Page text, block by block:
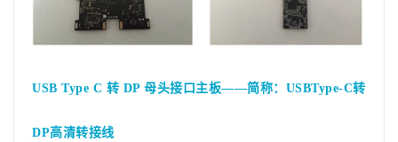
USB Type C 转 DP 母头接口主板——简称：USBType-C转
DP高清转接线